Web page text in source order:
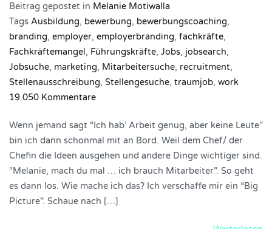
Beitrag gepostet in Melanie Motiwalla
Tags Ausbildung, bewerbung, bewerbungscoaching,
branding, employer, employerbranding, fachkräfte,
Fachkräftemangel, Führungskräfte, Jobs, jobsearch,
Jobsuche, marketing, Mitarbeitersuche, recruitment,
Stellenausschreibung, Stellengesuche, traumjob, work
19.050 Kommentarezu
VER|RÜCKT-
en
Stellenausschreibungen!
Wenn jemand sagt “Ich hab’ Arbeit genug, aber keine Leute”
bin ich dann schonmal mit an Bord. Weil dem Chef/ der
Chefin die Ideen ausgehen und andere Dinge wichtiger sind.
“Melanie, mach du mal … ich brauch Mitarbeiter”. So geht
es dann los. Wie mache ich das? Ich verschaffe mir ein “Big
Picture”. Schaue nach […]